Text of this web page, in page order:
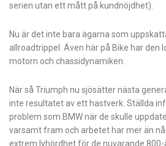
serien utan ett mått på kundnöjdhet).
Nu är det inte bara ägarna som
allroadtrippel. Även här på Bike har
motorn och chassidynamiken.
När så Triumph nu sjösätter nästa
inte resultatet av ett hastverk. Ställda
problem som BMW när de skulle
varsamt fram och arbetet har mer än
extrem lyhördhet för de nuvarande